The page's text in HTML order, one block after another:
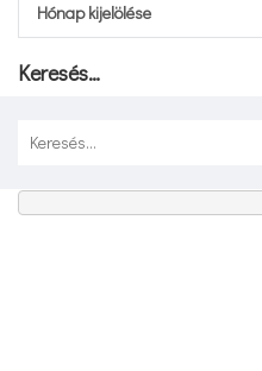
Hónap kijelölése
Keresés…
Keresés: